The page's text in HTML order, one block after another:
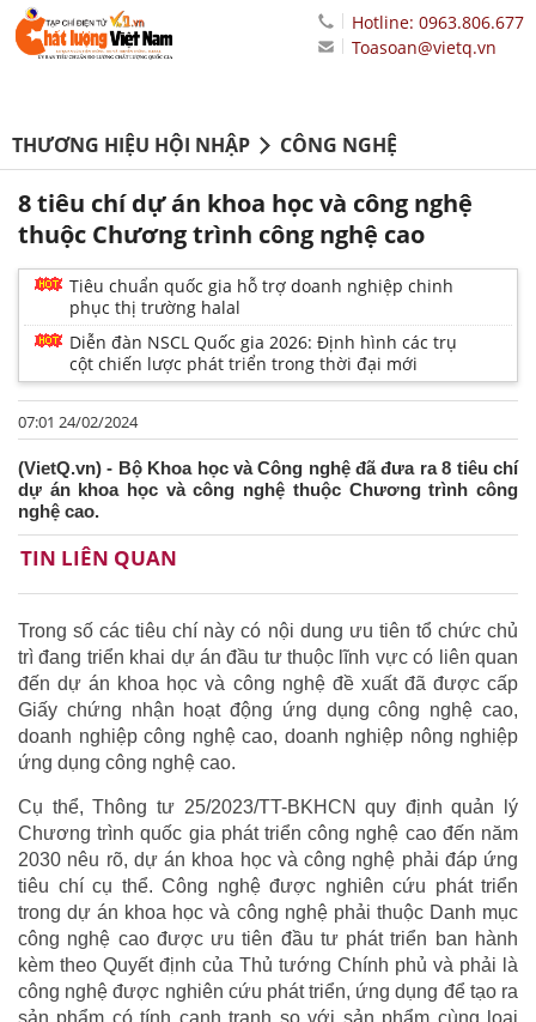
Hotline: 0963.806.677
Toasoan@vietq.vn
THƯƠNG HIỆU HỘI NHẬP CÔNG NGHỆ
8 tiêu chí dự án khoa học và công nghệ
thuộc Chương trình công nghệ cao
Tiêu chuẩn quốc gia hỗ trợ doanh nghiệp chinh
phục thị trường halal
Diễn đàn NSCL Quốc gia 2026: Định hình các trụ
cột chiến lược phát triển trong thời đại mới
07:01 24/02/2024
(VietQ.vn) - Bộ Khoa học và Công nghệ đã đưa ra 8 tiêu chí
dự án khoa học và công nghệ thuộc Chương trình công
nghệ cao.
TIN LIÊN QUAN
Trong số các tiêu chí này có nội dung ưu tiên tổ chức chủ
trì đang triển khai dự án đầu tư thuộc lĩnh vực có liên quan
đến dự án khoa học và công nghệ đề xuất đã được cấp
Giấy chứng nhận hoạt động ứng dụng công nghệ cao,
doanh nghiệp công nghệ cao, doanh nghiệp nông nghiệp
ứng dụng công nghệ cao.
Cụ thể, Thông tư 25/2023/TT-BKHCN quy định quản lý
Chương trình quốc gia phát triển công nghệ cao đến năm
2030 nêu rõ, dự án khoa học và công nghệ phải đáp ứng
tiêu chí cụ thể. Công nghệ được nghiên cứu phát triển
trong dự án khoa học và công nghệ phải thuộc Danh mục
công nghệ cao được ưu tiên đầu tư phát triển ban hành
kèm theo Quyết định của Thủ tướng Chính phủ và phải là
công nghệ được nghiên cứu phát triển, ứng dụng để tạo ra
sản phẩm có tính cạnh tranh so với sản phẩm cùng loại